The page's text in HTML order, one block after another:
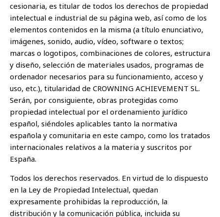
cesionaria, es titular de todos los derechos de propiedad
intelectual e industrial de su página web, así como de los
elementos contenidos en la misma (a título enunciativo,
imágenes, sonido, audio, vídeo, software o textos;
marcas o logotipos, combinaciones de colores, estructura
y diseño, selección de materiales usados, programas de
ordenador necesarios para su funcionamiento, acceso y
uso, etc.), titularidad de CROWNING ACHIEVEMENT SL.
Serán, por consiguiente, obras protegidas como
propiedad intelectual por el ordenamiento jurídico
español, siéndoles aplicables tanto la normativa
española y comunitaria en este campo, como los tratados
internacionales relativos a la materia y suscritos por
España.
Todos los derechos reservados. En virtud de lo dispuesto
en la Ley de Propiedad Intelectual, quedan
expresamente prohibidas la reproducción, la
distribución y la comunicación pública, incluida su